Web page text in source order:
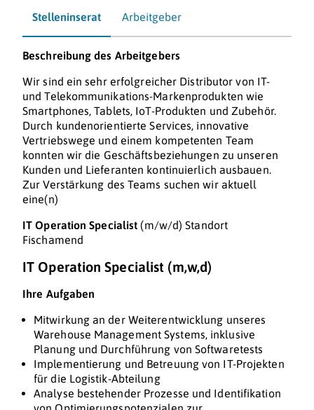
Stelleninserat Arbeitgeber
Beschreibung des Arbeitgebers
Wir sind ein sehr erfolgreicher Distributor von IT-
und Telekommunikations-Markenprodukten wie
Smartphones, Tablets, IoT-Produkten und Zubehör.
Durch kundenorientierte Services, innovative
Vertriebswege und einem kompetenten Team
konnten wir die Geschäftsbeziehungen zu unseren
Kunden und Lieferanten kontinuierlich ausbauen.
Zur Verstärkung des Teams suchen wir aktuell
eine(n)
IT Operation Specialist(m/w/d) Standort
Fischamend
IT Operation Specialist (m,w,d)
Ihre Aufgaben
Mitwirkung an der Weiterentwicklung unseres
Warehouse Management Systems, inklusive
Planung und Durchführung von Softwaretests
Implementierung und Betreuung von IT-Projekten
für die Logistik-Abteilung
Analyse bestehender Prozesse und Identifikation